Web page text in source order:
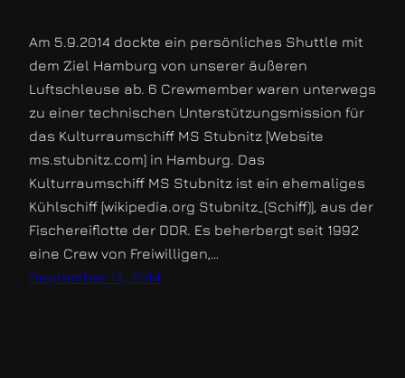
Am 5.9.2014 dockte ein persönliches Shuttle mit
dem Ziel Hamburg von unserer äußeren
Luftschleuse ab. 6 Crewmember waren unterwegs
zu einer technischen Unterstützungsmission für
das Kulturraumschiff MS Stubnitz [Website
ms.stubnitz.com] in Hamburg. Das
Kulturraumschiff MS Stubnitz ist ein ehemaliges
Kühlschiff [wikipedia.org Stubnitz_(Schiff)], aus der
Fischereiflotte der DDR. Es beherbergt seit 1992
eine Crew von Freiwilligen,…
September 14, 2014